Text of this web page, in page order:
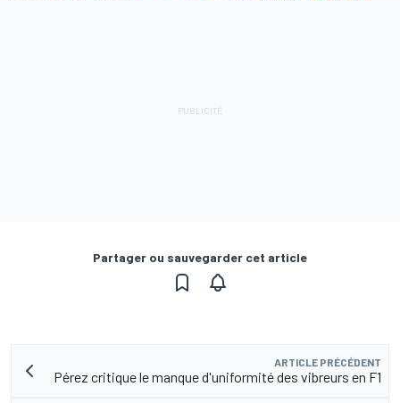
Partager ou sauvegarder cet article
ARTICLE PRÉCÉDENT
Pérez critique le manque d'uniformité des vibreurs en F1